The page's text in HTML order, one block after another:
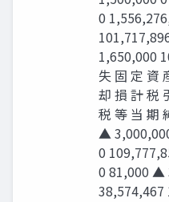
0
1,650,000
失 固 定 資
却 損 計 税
税 等 当 期
▲
0
0 81,000 ▲
38,574,467